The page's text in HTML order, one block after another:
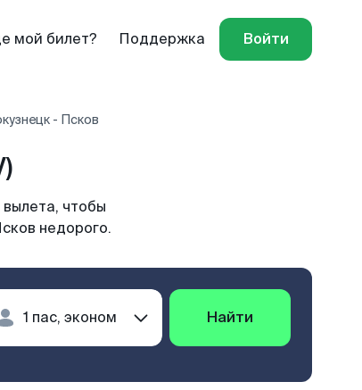
мой билет? Поддержка Войти
- Псков
чтобы
недорого.
Найти